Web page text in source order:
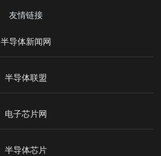
友情链接
半导体新闻网
半导体联盟
电子芯片网
半导体芯片